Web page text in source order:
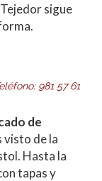
sigue
: 981 57 61
de
visto de la
Hasta la
tapas y